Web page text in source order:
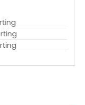
4S/SQUIX 4.3 –